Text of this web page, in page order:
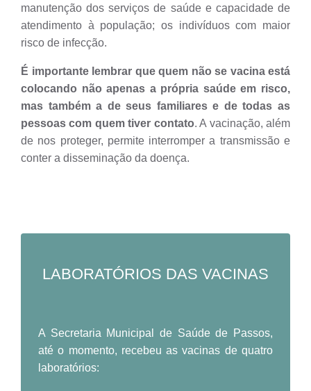
manutenção dos serviços de saúde e capacidade de
atendimento à população; os indivíduos com maior
risco de infecção.
É importante lembrar que quem não se vacina está
colocando não apenas a própria saúde em risco,
mas também a de seus familiares e de todas as
pessoas com quem tiver contato. A vacinação, além
de nos proteger, permite interromper a transmissão e
conter a disseminação da doença.
LABORATÓRIOS DAS VACINAS
A Secretaria Municipal de Saúde de Passos,
até o momento, recebeu as vacinas de quatro
laboratórios: